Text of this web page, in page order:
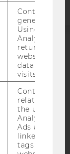
Contains a
generated
Using this
Analytics can
returning
website and
data from
visits.
Contains
related
the user. If
Analytics and
Ads accounts
linked, the
tags on the